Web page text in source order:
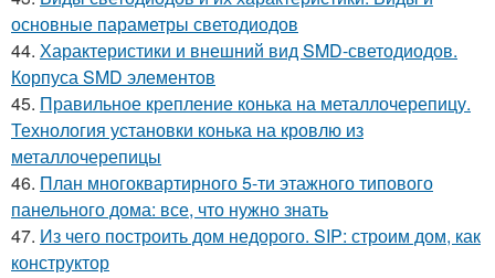
основные параметры светодиодов
44. Характеристики и внешний вид SMD-светодиодов.
Корпуса SMD элементов
45. Правильное крепление конька на металлочерепицу.
Технология установки конька на кровлю из
металлочерепицы
46. План многоквартирного 5-ти этажного типового
панельного дома: все, что нужно знать
47. Из чего построить дом недорого. SIP: строим дом, как
конструктор